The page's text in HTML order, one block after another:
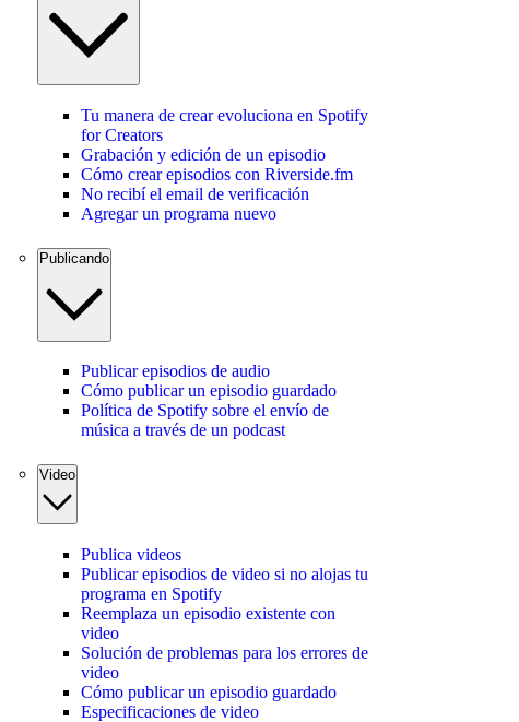
Tu manera de crear evoluciona en Spotify
for Creators
Grabación y edición de un episodio
Cómo crear episodios con Riverside.fm
No recibí el email de verificación
Agregar un programa nuevo
Publicando
Publicar episodios de audio
Cómo publicar un episodio guardado
Política de Spotify sobre el envío de
música a través de un podcast
Video
Publica videos
Publicar episodios de video si no alojas tu
programa en Spotify
Reemplaza un episodio existente con
video
Solución de problemas para los errores de
video
Cómo publicar un episodio guardado
Especificaciones de video